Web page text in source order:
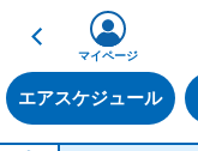
戻る
エアスケジュール
マイページ